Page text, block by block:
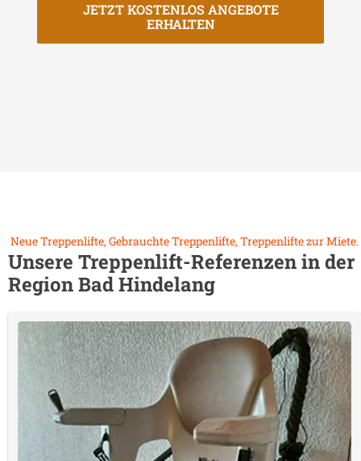
JETZT KOSTENLOS ANGEBOTE
ERHALTEN
Neue Treppenlifte, Gebrauchte Treppenlifte, Treppenlifte zur Miete.
Unsere Treppenlift-Referenzen in der
RegionBad Hindelang